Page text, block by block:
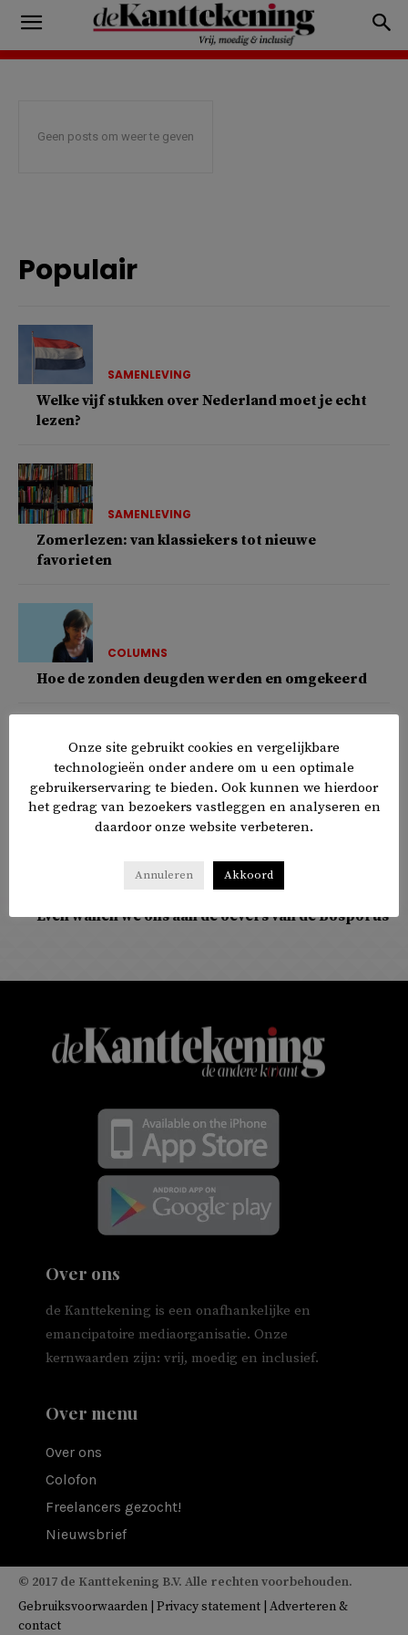
Geen posts om weer te geven
Populair
SAMENLEVING
Welke vijf stukken over Nederland moet je echt
lezen?
SAMENLEVING
Zomerlezen: van klassiekers tot nieuwe
favorieten
COLUMNS
Hoe de zonden deugden werden en omgekeerd
COLUMNS
Het blijft uiteindelijk bij een komma
Even wanen we ons aan de oevers van de Bosporus
Over ons
de Kanttekening is een onafhankelijke en
emancipatoire mediaorganisatie. Onze
kernwaarden zijn: vrij, moedig en inclusief.
Over menu
Over ons
Colofon
Freelancers gezocht!
Nieuwsbrief
© 2017 de Kanttekening B.V. Alle rechten voorbehouden.
Gebruiksvoorwaarden Privacy statement Adverteren &
contact
Onze site gebruikt cookies en vergelijkbare
technologieën onder andere om u een optimale
gebruikerservaring te bieden. Ook kunnen we hierdoor
het gedrag van bezoekers vastleggen en analyseren en
daardoor onze website verbeteren.
Annuleren Akkoord